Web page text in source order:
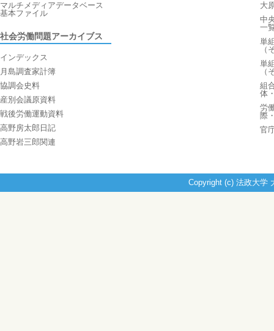
マルチメディアデータベース
基本ファイル
社会労働問題アーカイブス
インデックス
月島調査家計簿
協調会史料
産別会議原資料
戦後労働運動資料
高野房太郎日記
高野岩三郎関連
大
中
一
単
（
単
（
組
体
労
際
官
Copyright (c) 法政大学